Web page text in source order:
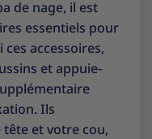
de nage, il est
essentiels pour
accessoires,
et appuie-
Ils
et votre cou,